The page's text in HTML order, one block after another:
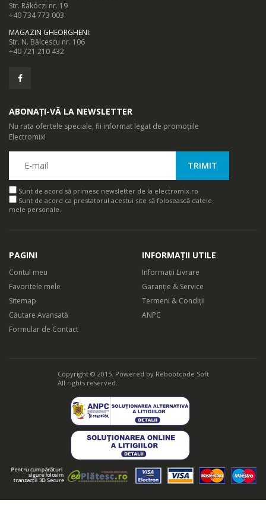
Str. Rákóczi nr. 19
+40 734 773 003
MAGAZIN GHEORGHENI:
Str. N. Bălcescu nr. 106
+40 721 210 432
ABONAȚI-VĂ LA NEWSLETTER
Nu rata ofertele speciale, fii informat legat de promoțiile
Electromix!
Sunt de acord să primesc newsletter de la electromix.ro
Sunt de acord ca prestatorul acestui site să folosească datele
mele personale.
PAGINI
Contul meu
Favoritele mele
Sitemap
Căutare Avansată
Formular de Contact
INFORMAȚII UTILE
Informații Livrare
Garanție & Service
Termeni & Condiții
ANPC
Copyright © 2015. Powered by Rebootcode Soft
All rights reserved.